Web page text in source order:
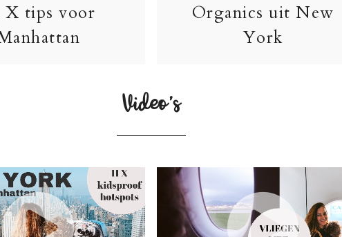
X tips voor
Organics uit New
York
Video’s